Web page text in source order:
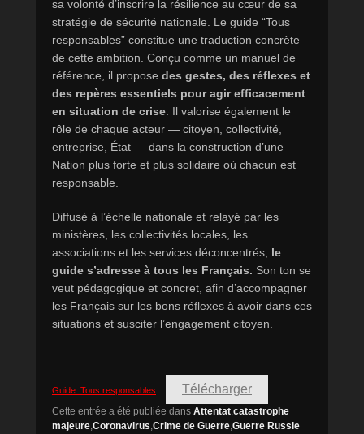
sa volonté d’inscrire la résilience au cœur de sa
stratégie de sécurité nationale. Le guide “Tous
responsables” constitue une traduction concrète
de cette ambition. Conçu comme un manuel de
référence, il propose des gestes, des réflexes et
des repères essentiels pour agir efficacement
en situation de crise . Il valorise également le
rôle de chaque acteur — citoyen, collectivité,
entreprise, État — dans la construction d’une
Nation plus forte et plus solidaire où chacun est
responsable.
Diffusé à l’échelle nationale et relayé par les
ministères, les collectivités locales, les
associations et les services déconcentrés, le
guide s’adresse à tous les Français. Son ton se
veut pédagogique et concret, afin d’accompagner
les Français sur les bons réflexes à avoir dans ces
situations et susciter l’engagement citoyen.
Guide_Tous responsables Télécharger
Cette entrée a été publiée dans Attentat,catastrophe
majeure,Coronavirus,Crime de Guerre,Guerre Russie